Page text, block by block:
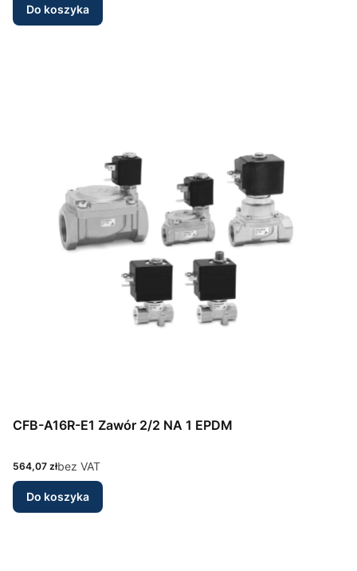
Do koszyka
CFB-A16R-E1 Zawór 2/2 NA 1 EPDM
Cena
564,07 złbez VAT
Do koszyka